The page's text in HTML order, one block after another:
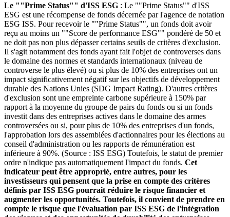
Le ""Prime Status"" d'ISS ESG : Le ""Prime Status"" d'ISS
ESG est une récompense de fonds décernée par l'agence de notation
ESG ISS. Pour recevoir le ""Prime Status"", un fonds doit avoir
reçu au moins un ""Score de performance ESG"" pondéré de 50 et
ne doit pas non plus dépasser certains seuils de critères d'exclusion.
Il s'agit notamment des fonds ayant fait l'objet de controverses dans
le domaine des normes et standards internationaux (niveau de
controverse le plus élevé) ou si plus de 10% des entreprises ont un
impact significativement négatif sur les objectifs de développement
durable des Nations Unies (SDG Impact Rating). D'autres critères
d'exclusion sont une empreinte carbone supérieure à 150% par
rapport à la moyenne du groupe de pairs du fonds ou si un fonds
investit dans des entreprises actives dans le domaine des armes
controversées ou si, pour plus de 10% des entreprises d'un fonds,
l'approbation lors des assemblées d'actionnaires pour les élections au
conseil d'administration ou les rapports de rémunération est
inférieure à 90%. (Source : ISS ESG) Toutefois, le statut de premier
ordre n'indique pas automatiquement l'impact du fonds. Cet
indicateur peut être approprié, entre autres, pour les
investisseurs qui pensent que la prise en compte des critères
définis par ISS ESG pourrait réduire le risque financier et
augmenter les opportunités. Toutefois, il convient de prendre en
compte le risque que l'évaluation par ISS ESG de l'intégration